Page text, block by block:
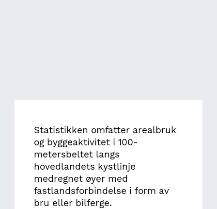
Statistikken omfatter arealbruk
og byggeaktivitet i 100-
metersbeltet langs
hovedlandets kystlinje
medregnet øyer med
fastlandsforbindelse i form av
bru eller bilferge.